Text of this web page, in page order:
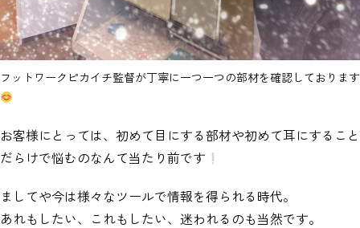
フットワークピカイチ監督が丁寧に一つ一つの部材を確認しております
お客様にとっては、初めて目にする部材や初めて耳にすること
だらけで悩むのなんて当たり前です
ましてや今は様々なツールで情報を得られる時代。
あれもしたい、これもしたい、迷われるのも当然です。